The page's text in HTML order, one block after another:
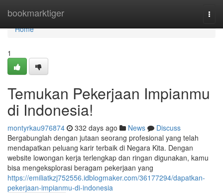
bookmarktiger
Home
Home
1
Temukan Pekerjaan Impianmu
di Indonesia!
montyrkau976874 332 days ago News
Discuss
Bergabunglah dengan jutaan seorang profesional yang telah
mendapatkan peluang karir terbaik di Negara Kita. Dengan
website lowongan kerja terlengkap dan ringan digunakan, kamu
bisa mengeksplorasi beragam pekerjaan yang
https://emiliatkzj752556.idblogmaker.com/36177294/dapatkan-
pekerjaan-impianmu-di-indonesia